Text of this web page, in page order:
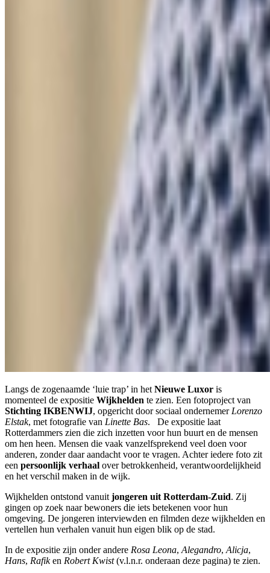
Langs de zogenaamde ‘luie trap’ in het Nieuwe Luxor is
momenteel de expositie Wijkhelden te zien. Een fotoproject van
Stichting IKBENWIJ, opgericht door sociaal ondernemer Lorenzo
Elstak, met fotografie van Linette Bas. De expositie laat
Rotterdammers zien die zich inzetten voor hun buurt en de mensen
om hen heen. Mensen die vaak vanzelfsprekend veel doen voor
anderen, zonder daar aandacht voor te vragen. Achter iedere foto zit
een persoonlijk verhaal over betrokkenheid, verantwoordelijkheid
en het verschil maken in de wijk.
Wijkhelden ontstond vanuit jongeren uit Rotterdam-Zuid. Zij
gingen op zoek naar bewoners die iets betekenen voor hun
omgeving. De jongeren interviewden en filmden deze wijkhelden en
vertellen hun verhalen vanuit hun eigen blik op de stad.
In de expositie zijn onder andere Rosa Leona, Alegandro, Alicja,
Hans, Rafiken Robert Kwist(v.l.n.r. onderaan deze pagina) te zien.